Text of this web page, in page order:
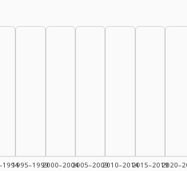
1995–19992000–20042005–20092010–20142015–2019